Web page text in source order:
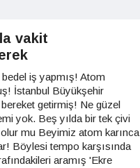
vakit
iş yapmış! Atom
İstanbul Büyükşehir
getirmiş! Ne güzel
yok. Beş yılda bir tek çivi
mu Beyimiz atom karınca
Böylesi tempo karşısında
aramış 'Ekre